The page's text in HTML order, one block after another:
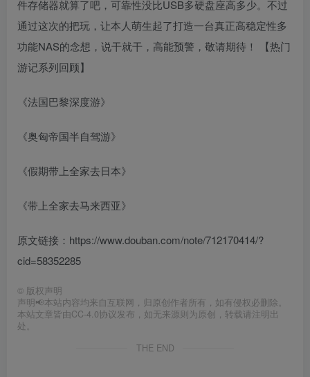
件存储器就算了吧，可靠性没比USB多硬盘座高多少。不过
通过这次的把玩，让本人萌生起了打造一台真正高稳定性多
功能NAS的念想，说干就干，高能预警，敬请期待！ 【热门
游记系列回顾】
《法国巴黎深度游》
《奥匈帝国半自驾游》
《假期带上全家去日本》
《带上全家去马来西亚》
原文链接：https://www.douban.com/note/712170414/?
cid=58352285
© 版权声明
声明📢本站内容均来自互联网，归原创作者所有，如有侵权必删除。
本站文章皆由CC-4.0协议发布，如无来源则为原创，转载请注明出
处。
THE END